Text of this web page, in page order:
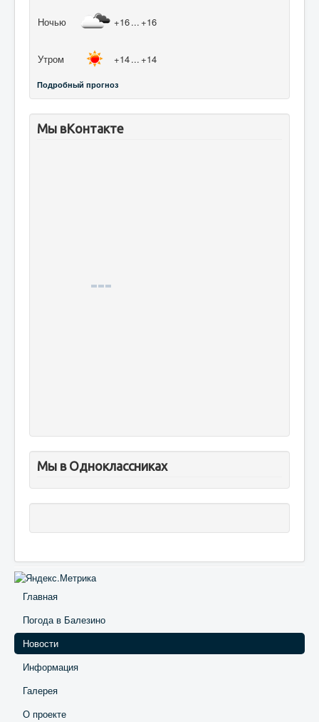
Ночью +16... +16
Утром +14... +14
Подробный прогноз
Мы вКонтакте
Мы в Одноклассниках
Главная
Погода в Балезино
Новости
Информация
Галерея
О проекте